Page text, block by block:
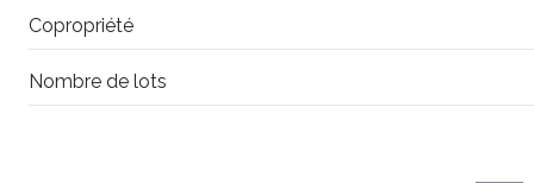
Copropriété
Nombre de lots